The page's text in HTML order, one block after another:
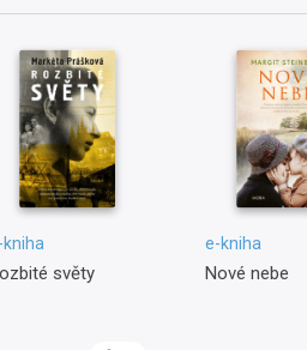
kniha
světy
e-kniha
Nové nebe